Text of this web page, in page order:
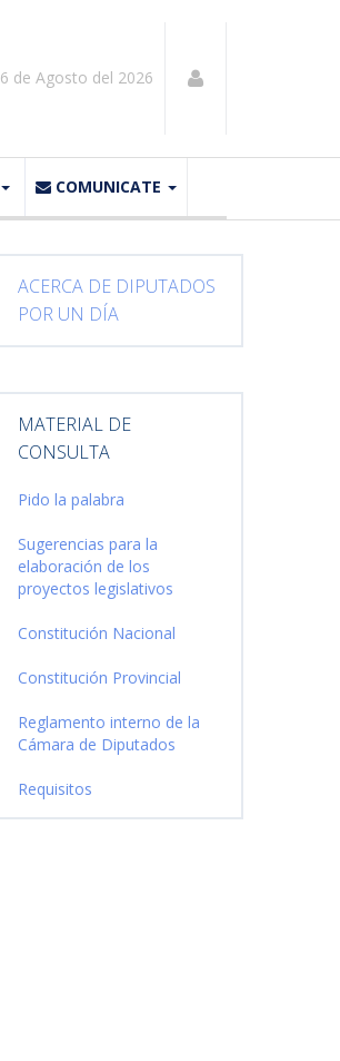
de Agosto del 2026
COMUNICATE
ACERCA DE DIPUTADOS
POR UN DÍA
MATERIAL DE
CONSULTA
Pido la palabra
Sugerencias para la
elaboración de los
proyectos legislativos
Constitución Nacional
Constitución Provincial
Reglamento interno de la
Cámara de Diputados
Requisitos